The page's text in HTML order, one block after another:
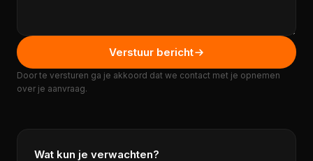
Verstuur bericht
Door te versturen ga je akkoord dat we contact met je opnemen
over je aanvraag.
Wat kun je verwachten?